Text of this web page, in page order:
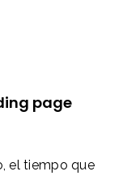
page
el tiempo que